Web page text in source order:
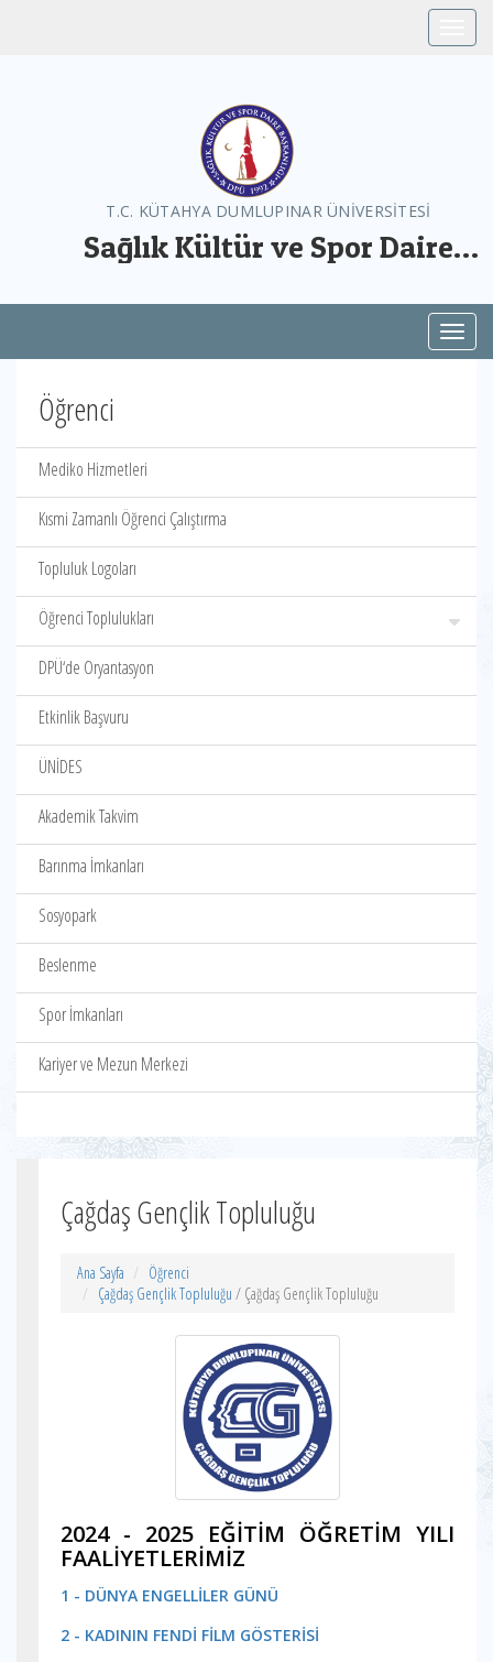
T.C. KÜTAHYA DUMLUPINAR ÜNİVERSİTESİ
Sağlık Kültür ve Spor Daire
Öğrenci
Mediko Hizmetleri
Kısmi Zamanlı Öğrenci Çalıştırma
Topluluk Logoları
Öğrenci Toplulukları
DPÜ‘de Oryantasyon
Etkinlik Başvuru
ÜNİDES
Akademik Takvim
Barınma İmkanları
Sosyopark
Beslenme
Spor İmkanları
Kariyer ve Mezun Merkezi
Çağdaş Gençlik Topluluğu
Ana Sayfa
Öğrenci
Çağdaş Gençlik Topluluğu / Çağdaş Gençlik Topluluğu
2024 - 2025 EĞİTİM ÖĞRETİM YILI
FAALİYETLERİMİZ
1 - DÜNYA ENGELLİLER GÜNÜ
2 - KADININ FENDİ FİLM GÖSTERİSİ